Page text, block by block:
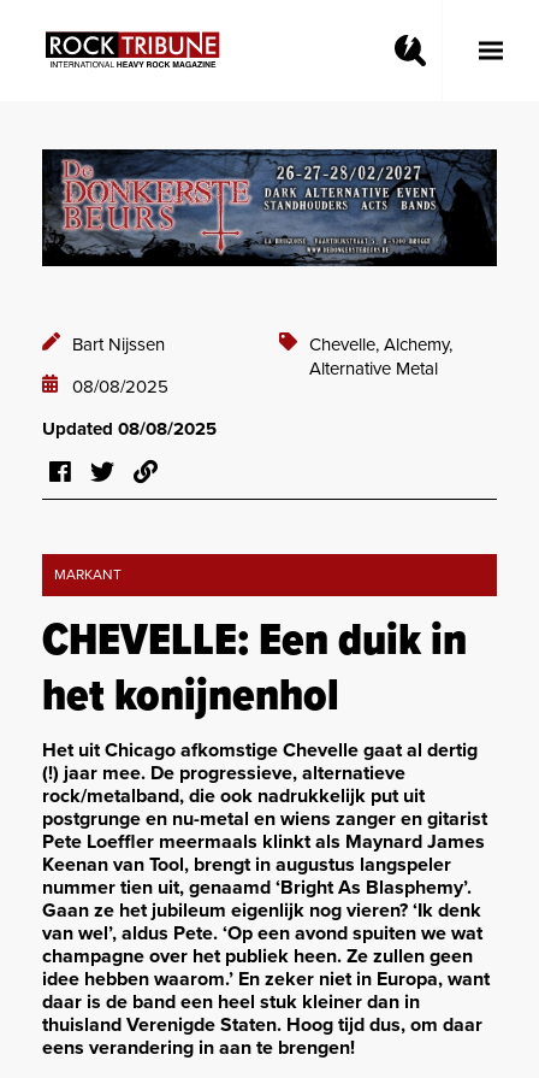
Toggle
Bart Nijssen
08/08/2025
Chevelle, Alchemy,
Alternative Metal
Updated 08/08/2025
MARKANT
CHEVELLE: Een duik in
het konijnenhol
Het uit Chicago afkomstige Chevelle gaat al dertig
(!) jaar mee. De progressieve, alternatieve
rock/metalband, die ook nadrukkelijk put uit
postgrunge en nu-metal en wiens zanger en gitarist
Pete Loeffler meermaals klinkt als Maynard James
Keenan van Tool, brengt in augustus langspeler
nummer tien uit, genaamd ‘Bright As Blasphemy’.
Gaan ze het jubileum eigenlijk nog vieren? ‘Ik denk
van wel’, aldus Pete. ‘Op een avond spuiten we wat
champagne over het publiek heen. Ze zullen geen
idee hebben waarom.’ En zeker niet in Europa, want
daar is de band een heel stuk kleiner dan in
thuisland Verenigde Staten. Hoog tijd dus, om daar
eens verandering in aan te brengen!